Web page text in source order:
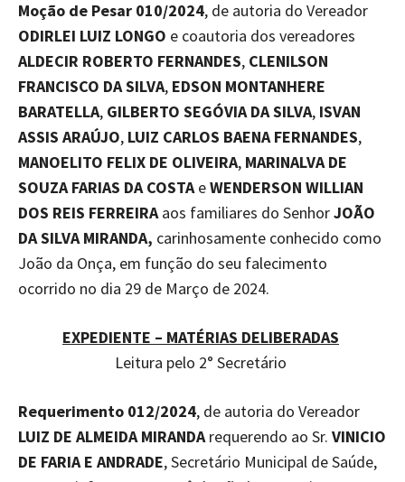
Moção de Pesar 010/2024, de autoria do Vereador
ODIRLEI LUIZ LONGO e coautoria dos vereadores
ALDECIR ROBERTO FERNANDES, CLENILSON
FRANCISCO DA SILVA, EDSON MONTANHERE
BARATELLA, GILBERTO SEGÓVIA DA SILVA, ISVAN
ASSIS ARAÚJO, LUIZ CARLOS BAENA FERNANDES,
MANOELITO FELIX DE OLIVEIRA, MARINALVA DE
SOUZA FARIAS DA COSTA eWENDERSON WILLIAN
DOS REIS FERREIRA aos familiares do SenhorJOÃO
DA SILVA MIRANDA, carinhosamente conhecido como
João da Onça, em função do seu falecimento
ocorrido no dia 29 de Março de 2024.
EXPEDIENTE – MATÉRIAS DELIBERADAS
Leitura pelo 2° Secretário
Requerimento 012/2024, de autoria do Vereador
LUIZ DE ALMEIDA MIRANDA requerendo ao Sr. VINICIO
DE FARIA E ANDRADE, Secretário Municipal de Saúde,